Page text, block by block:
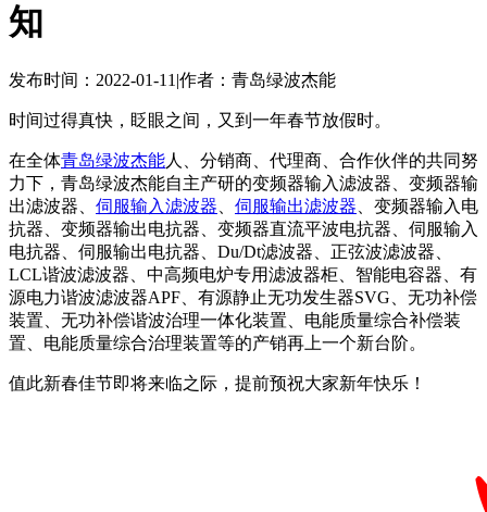
知
发布时间：2022-01-11 |作者：青岛绿波杰能
时间过得真快，眨眼之间，又到一年春节放假时。
在全体青岛绿波杰能人、分销商、代理商、合作伙伴的共同努
力下，青岛绿波杰能自主产研的变频器输入滤波器、变频器输
出滤波器、 伺服输入滤波器 伺服输出滤波器 、变频器输入电
抗器、变频器输出电抗器、变频器直流平波电抗器、伺服输入
电抗器、伺服输出电抗器、Du/Dt滤波器、正弦波滤波器、
LCL谐波滤波器、中高频电炉专用滤波器柜、智能电容器、有
源电力谐波滤波器APF、有源静止无功发生器SVG、无功补偿
装置、无功补偿谐波治理一体化装置、电能质量综合补偿装
置、电能质量综合治理装置等的产销再上一个新台阶。
值此新春佳节即将来临之际，提前预祝大家新年快乐！